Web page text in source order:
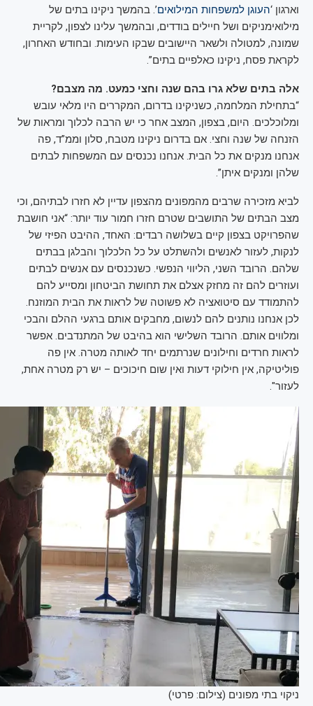
וארגון ‘העוגן למשפחות המילואים’. בהמשך ניקינו בתים של
מילואימניקים ושל חיילים בודדים, ובהמשך עלינו לצפון, לקריית
שמונה, למטולה ולשאר היישובים שבקו העימות. ובחודש האחרון,
לקראת פסח, ניקינו כאלפיים בתים”.
אלה בתים שלא גרו בהם שנה וחצי כמעט. מה מצבם?
“בתחילת המלחמה, כשניקינו בדרום, המקררים היו מלאי עובש
ומלוכלכים. היום, בצפון, המצב אחר כי יש הרבה לכלוך ומראות של
הזנחה של שנה וחצי. אם בדרום ניקינו מטבח, סלון וממ”ד, פה
אנחנו מנקים את כל הבית. אנחנו נכנסים עם המשפחות לבתים
שלהן ומנקים איתן”.
לביא מזכירה שרבים מהמפונים מהצפון עדיין לא חזרו לבתיהם, וכי
מצב הבתים של התושבים שטרם חזרו חמור עוד יותר: “אני חושבת
שהפרויקט בצפון קיים בשלושה רבדים: האחד, ההיבט הפיזי של
לנקות, לעזור לאנשים ולהשתלט על כל הלכלוך והבלגן בבתים
שלהם. הרובד השני, הליווי הנפשי. כשנכנסים עם אנשים לבתים
ועוזרים להם זה מחזק אצלם את תחושת הביטחון ומסייע להם
להתמודד עם סיטואציה לא פשוטה של לראות את הבית המוזנח.
לכן אנחנו נותנים להם לנשום, מחבקים אותם ברגעי ההלם והבכי
ומלווים אותם. הרובד השלישי הוא בהיבט של המתנדבים. אפשר
לראות חרדים וחילונים שנרתמים יחד לאותה מטרה. אין פה
פוליטיקה, אין חילוקי דעות ואין שום חיכוכים – יש רק מטרה אחת,
לעזור".
ניקוי בתי מפונים (צילום: פרטי)